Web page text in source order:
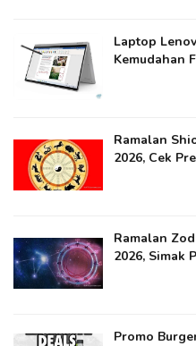
Laptop
Kemudahan
Ramalan
2026, Cek
Ramalan
2026, Simak
Promo